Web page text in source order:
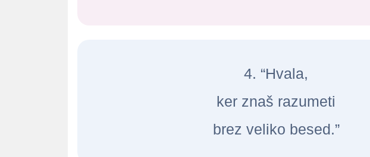
4. “Hvala,
ker znaš razumeti
brez veliko besed.”